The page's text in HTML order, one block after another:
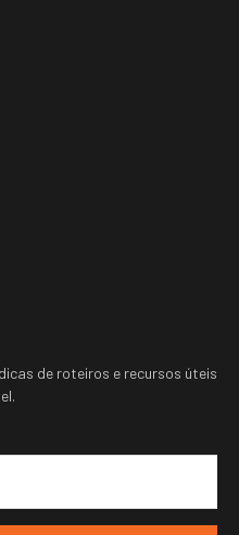
de roteiros e recursos úteis